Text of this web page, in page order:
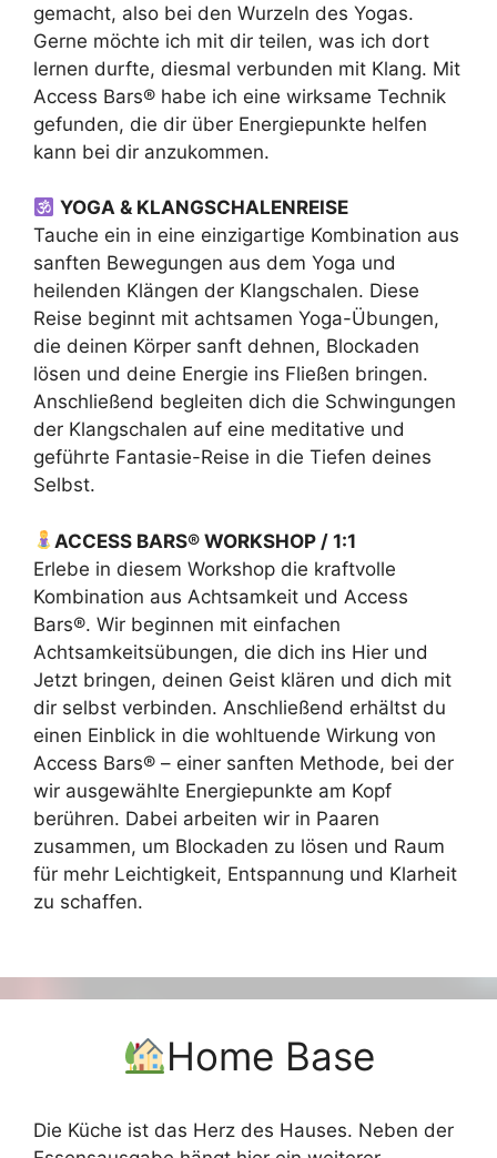
gemacht, also bei den Wurzeln des Yogas.
Gerne möchte ich mit dir teilen, was ich dort
lernen durfte, diesmal verbunden mit Klang. Mit
Access Bars® habe ich eine wirksame Technik
gefunden, die dir über Energiepunkte helfen
kann bei dir anzukommen.
YOGA & KLANGSCHALENREISE
Tauche ein in eine einzigartige Kombination aus
sanften Bewegungen aus dem Yoga und
heilenden Klängen der Klangschalen. Diese
Reise beginnt mit achtsamen Yoga-Übungen,
die deinen Körper sanft dehnen, Blockaden
lösen und deine Energie ins Fließen bringen.
Anschließend begleiten dich die Schwingungen
der Klangschalen auf eine meditative und
geführte Fantasie-Reise in die Tiefen deines
Selbst.
ACCESS BARS® WORKSHOP / 1:1
Erlebe in diesem Workshop die kraftvolle
Kombination aus Achtsamkeit und Access
Bars®. Wir beginnen mit einfachen
Achtsamkeitsübungen, die dich ins Hier und
Jetzt bringen, deinen Geist klären und dich mit
dir selbst verbinden. Anschließend erhältst du
einen Einblick in die wohltuende Wirkung von
Access Bars® – einer sanften Methode, bei der
wir ausgewählte Energiepunkte am Kopf
berühren. Dabei arbeiten wir in Paaren
zusammen, um Blockaden zu lösen und Raum
für mehr Leichtigkeit, Entspannung und Klarheit
zu schaffen.
Home Base
Die Küche ist das Herz des Hauses. Neben der